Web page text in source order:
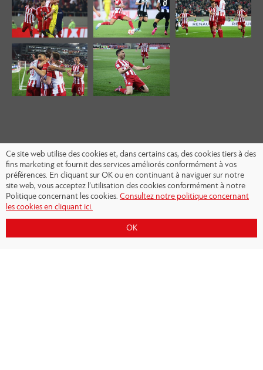
Ce site web utilise des cookies et, dans certains cas, des cookies tiers à des
fins marketing et fournit des services améliorés conformément à vos
préférences. En cliquant sur OK ou en continuant à naviguer sur notre
site web, vous acceptez l’utilisation des cookies conformément à notre
Politique concernant les cookies. Consultez notre politique concernant
les cookies en cliquant ici.
OK